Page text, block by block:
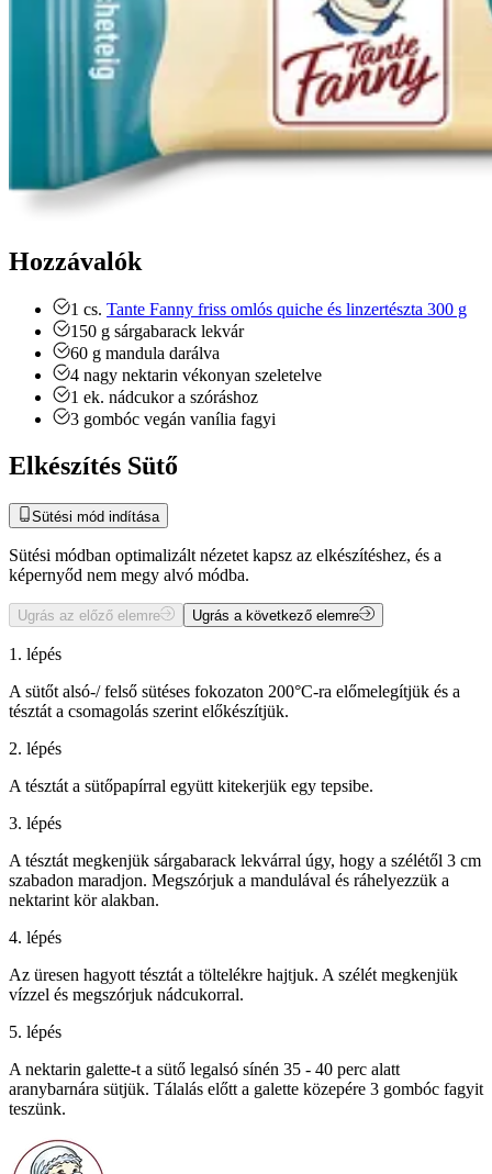
Hozzávalók
1 cs. Tante Fanny friss omlós quiche és linzertészta 300 g
150 g sárgabarack lekvár
60 g mandula darálva
4 nagy nektarin vékonyan szeletelve
1 ek. nádcukor a szóráshoz
3 gombóc vegán vanília fagyi
Elkészítés Sütő
Sütési mód indítása
Sütési módban optimalizált nézetet kapsz az elkészítéshez, és a
képernyőd nem megy alvó módba.
Ugrás az előző elemre Ugrás a következő elemre
1. lépés
A sütőt alsó-/ felső sütéses fokozaton 200°C-ra előmelegítjük és a
tésztát a csomagolás szerint előkészítjük.
2. lépés
A tésztát a sütőpapírral együtt kitekerjük egy tepsibe.
3. lépés
A tésztát megkenjük sárgabarack lekvárral úgy, hogy a szélétől 3 cm
szabadon maradjon. Megszórjuk a mandulával és ráhelyezzük a
nektarint kör alakban.
4. lépés
Az üresen hagyott tésztát a töltelékre hajtjuk. A szélét megkenjük
vízzel és megszórjuk nádcukorral.
5. lépés
A nektarin galette-t a sütő legalsó sínén 35 - 40 perc alatt
aranybarnára sütjük. Tálalás előtt a galette közepére 3 gombóc fagyit
teszünk.